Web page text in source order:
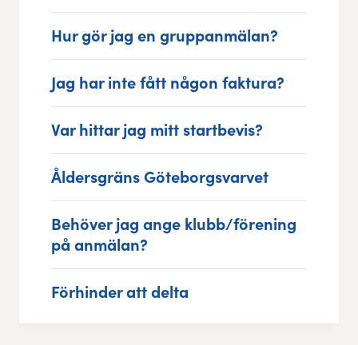
Hur gör jag en gruppanmälan?
Jag har inte fått någon faktura?
Var hittar jag mitt startbevis?
Åldersgräns Göteborgsvarvet
Behöver jag ange klubb/förening
på anmälan?
Förhinder att delta